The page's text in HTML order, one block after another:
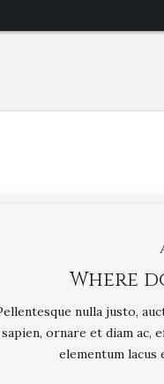
Where
nulla justo,
sapien, ornare et diam ac,
elementum lacus